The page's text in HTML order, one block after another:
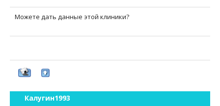
Можете дать данные этой клиники?
Калугин1993